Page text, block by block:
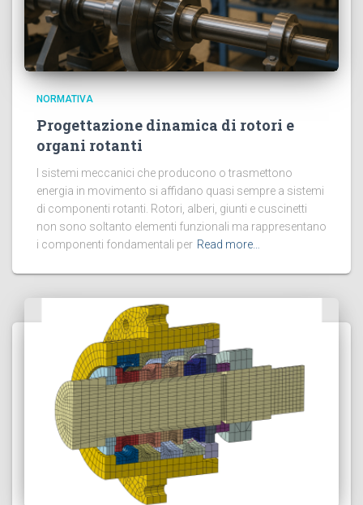
NORMATIVA
Progettazione dinamica di rotori e
organi rotanti
I sistemi meccanici che producono o trasmettono
energia in movimento si affidano quasi sempre a sistemi
di componenti rotanti. Rotori, alberi, giunti e cuscinetti
non sono soltanto elementi funzionali ma rappresentano
i componenti fondamentali per Read more…